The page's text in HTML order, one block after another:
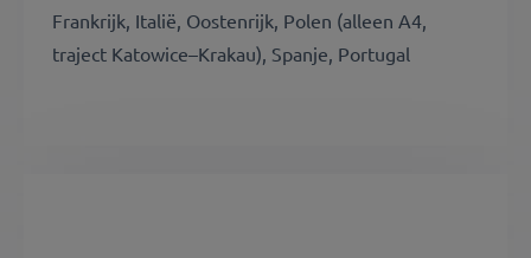
Frankrijk, Italië, Oostenrijk, Polen (alleen A4,
traject Katowice–Krakau), Spanje, Portugal